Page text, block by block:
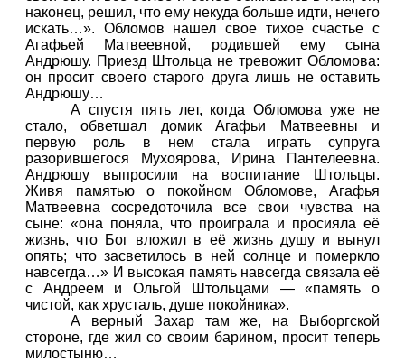
наконец, решил, что ему некуда больше идти, нечего
искать…». Обломов нашел свое тихое счастье с
Агафьей Матвеевной, родившей ему сына
Андрюшу. Приезд Штольца не тревожит Обломова:
он просит своего старого друга лишь не оставить
Андрюшу…
А спустя пять лет, когда Обломова уже не
стало, обветшал домик Агафьи Матвеевны и
первую роль в нем стала играть супруга
разорившегося Мухоярова, Ирина Пантелеевна.
Андрюшу выпросили на воспитание Штольцы.
Живя памятью о покойном Обломове, Агафья
Матвеевна сосредоточила все свои чувства на
сыне: «она поняла, что проиграла и просияла её
жизнь, что Бог вложил в её жизнь душу и вынул
опять; что засветилось в ней солнце и померкло
навсегда…» И высокая память навсегда связала её
с Андреем и Ольгой Штольцами — «память о
чистой, как хрусталь, душе покойника».
А верный Захар там же, на Выборгской
стороне, где жил со своим барином, просит теперь
милостыню…